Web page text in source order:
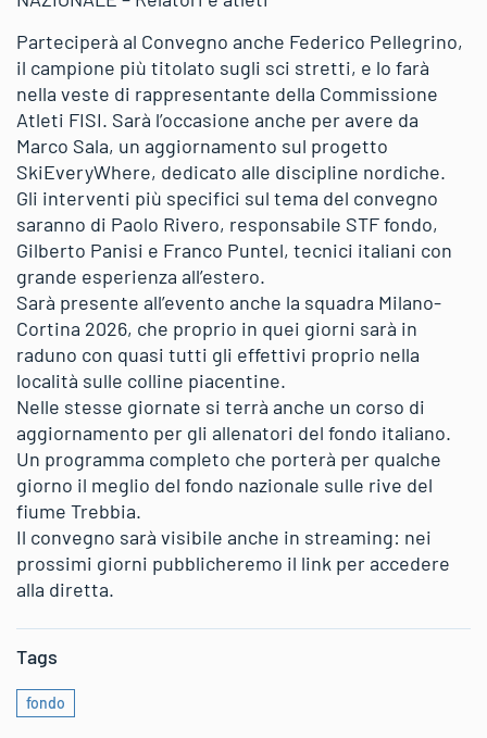
Parteciperà al Convegno anche Federico Pellegrino,
il campione più titolato sugli sci stretti, e lo farà
nella veste di rappresentante della Commissione
Atleti FISI. Sarà l’occasione anche per avere da
Marco Sala, un aggiornamento sul progetto
SkiEveryWhere, dedicato alle discipline nordiche.
Gli interventi più specifici sul tema del convegno
saranno di Paolo Rivero, responsabile STF fondo,
Gilberto Panisi e Franco Puntel, tecnici italiani con
grande esperienza all’estero.
Sarà presente all’evento anche la squadra Milano-
Cortina 2026, che proprio in quei giorni sarà in
raduno con quasi tutti gli effettivi proprio nella
località sulle colline piacentine.
Nelle stesse giornate si terrà anche un corso di
aggiornamento per gli allenatori del fondo italiano.
Un programma completo che porterà per qualche
giorno il meglio del fondo nazionale sulle rive del
fiume Trebbia.
Il convegno sarà visibile anche in streaming: nei
prossimi giorni pubblicheremo il link per accedere
alla diretta.
Tags
fondo